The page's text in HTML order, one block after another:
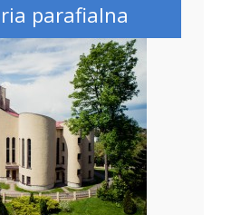
parafialna